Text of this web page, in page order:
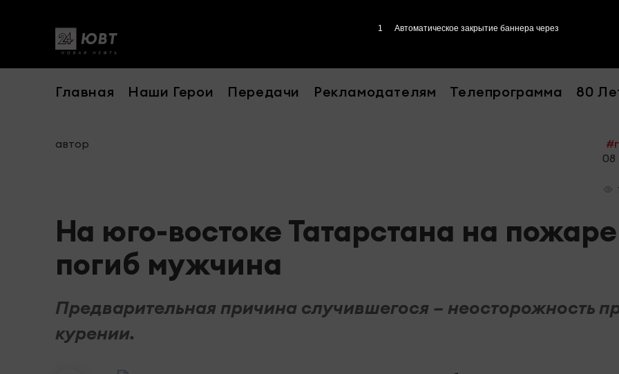
Главная Наши Герои Передачи Рекламодателям Телепрограмма 80
автор
08
На юго-востоке Татарстана на пожаре
погиб мужчина
Предварительная причина случившегося – неосторожность
курении.